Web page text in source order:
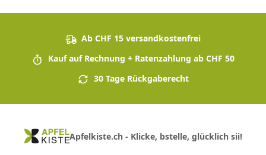
Ab CHF 15 versandkostenfrei
Kauf auf Rechnung + Ratenzahlung ab CHF 50
30 Tage Rückgaberecht
Apfelkiste.ch - Klicke, bstelle, glücklich sii!